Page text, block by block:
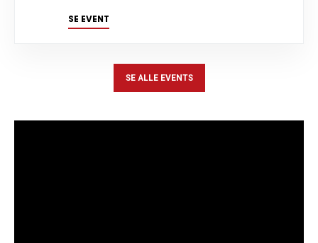
SE EVENT
SE ALLE EVENTS